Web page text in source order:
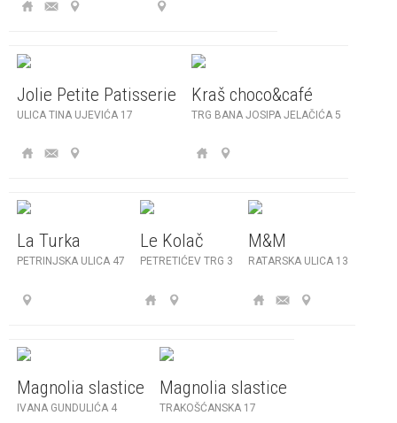
Jolie Petite Patisserie
ULICA TINA UJEVIĆA 17
Kraš choco&café
TRG BANA JOSIPA JELAČIĆA 5
La Turka
PETRINJSKA ULICA 47
Le Kolač
PETRETIĆEV TRG 3
M&M
RATARSKA ULICA 13
Magnolia slastice
IVANA GUNDULIĆA 4
Magnolia slastice
TRAKOŠĆANSKA 17